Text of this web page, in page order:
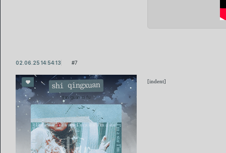
7
02.06.25 14:54:13
shi qingxuan
tian guan ci fu
[indent]